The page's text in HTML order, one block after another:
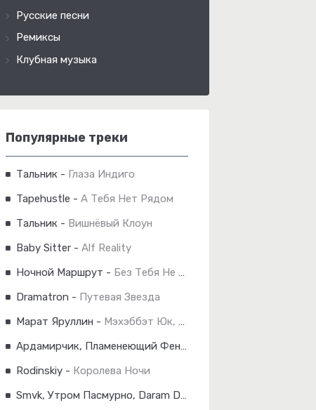
Русские песни
Ремиксы
Клубная музыка
Популярные треки
Тальник - Глаза Индиго
Tapehustle - А Тебя Нет Рядом
Тальник - Вишнёвый Клоун
Baby Sitter - Alf Reality
Ночной Маршрут - Без Тебя Не Могу Уснуть
Dramatron - Путевая Звезда
Марат Яруллин - Мэхэббэт Юк, Димэ!
Ардамирчик, Пламенеющий Феникс
Rodinskiy - Королева Ночи
Smvk, Утром Пасмурно, Daram Dam